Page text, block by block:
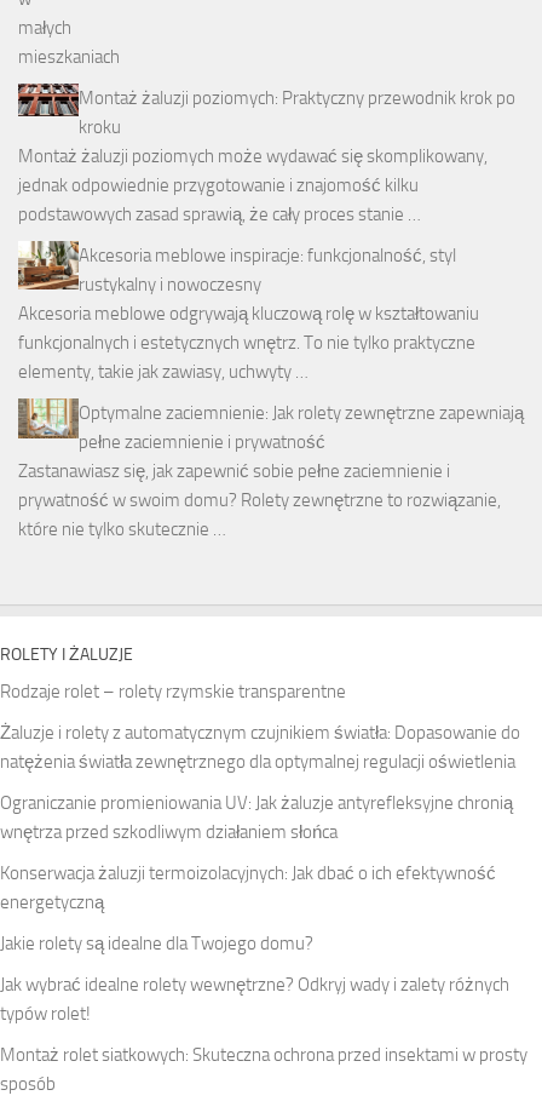
Montaż żaluzji poziomych: Praktyczny przewodnik krok po
kroku
Montaż żaluzji poziomych może wydawać się skomplikowany,
jednak odpowiednie przygotowanie i znajomość kilku
podstawowych zasad sprawią, że cały proces stanie …
Akcesoria meblowe inspiracje: funkcjonalność, styl
rustykalny i nowoczesny
Akcesoria meblowe odgrywają kluczową rolę w kształtowaniu
funkcjonalnych i estetycznych wnętrz. To nie tylko praktyczne
elementy, takie jak zawiasy, uchwyty …
Optymalne zaciemnienie: Jak rolety zewnętrzne zapewniają
pełne zaciemnienie i prywatność
Zastanawiasz się, jak zapewnić sobie pełne zaciemnienie i
prywatność w swoim domu? Rolety zewnętrzne to rozwiązanie,
które nie tylko skutecznie …
ROLETY I ŻALUZJE
Rodzaje rolet – rolety rzymskie transparentne
Żaluzje i rolety z automatycznym czujnikiem światła: Dopasowanie do
natężenia światła zewnętrznego dla optymalnej regulacji oświetlenia
Ograniczanie promieniowania UV: Jak żaluzje antyrefleksyjne chronią
wnętrza przed szkodliwym działaniem słońca
Konserwacja żaluzji termoizolacyjnych: Jak dbać o ich efektywność
energetyczną
Jakie rolety są idealne dla Twojego domu?
Jak wybrać idealne rolety wewnętrzne? Odkryj wady i zalety różnych
typów rolet!
Montaż rolet siatkowych: Skuteczna ochrona przed insektami w prosty
sposób